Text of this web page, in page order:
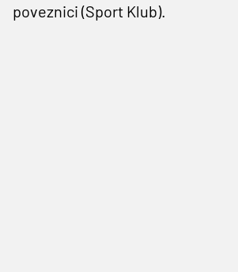
poveznici (Sport Klub).